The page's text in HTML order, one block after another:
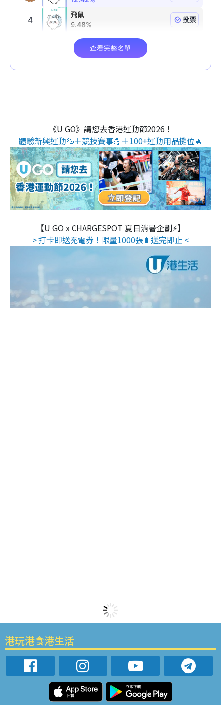
《U GO》請您去香港運動節2026！
體驗新興運動💦＋競技賽事💪＋100+運動用品攤位🔥
【U GO x CHARGESPOT 夏日消暑企劃⚡】
> 打卡即送充電券！限量1000張🔋送完即止 <
港玩港食港生活